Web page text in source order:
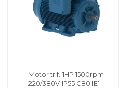
Motor trif. 1HP 1500rpm
220/380V IP55 C80 IE1 -